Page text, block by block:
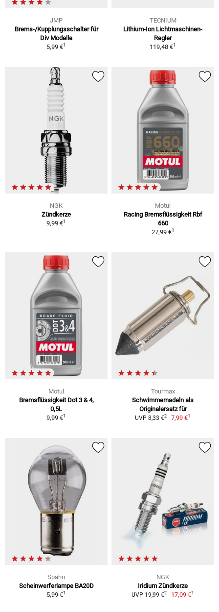
JMP
Brems-/Kupplungsschalter für
Div Modelle
5,99 €1
TECNIUM
Lithium-Ion Lichtmaschinen-
Regler
119,48 €1
NGK
Zündkerze
9,99 €1
Motul
Racing Bremsflüssigkeit Rbf
660
27,99 €1
Motul
Bremsflüssigkeit Dot 3 & 4,
0,5L
9,99 €1
Tourmax
Schwimmernadeln als
Originalersatz für
UVP 8,33 €2 7,99 €1
Spahn
Scheinwerferlampe BA20D
5,99 €1
NGK
Iridium Zündkerze
UVP 19,99 €2 17,09 €1